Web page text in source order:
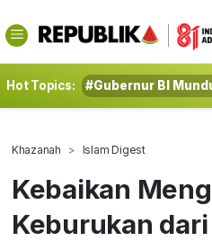
Hot Topics: #Gubernur BI
Khazanah Islam Digest
Kebaikan
Keburukan